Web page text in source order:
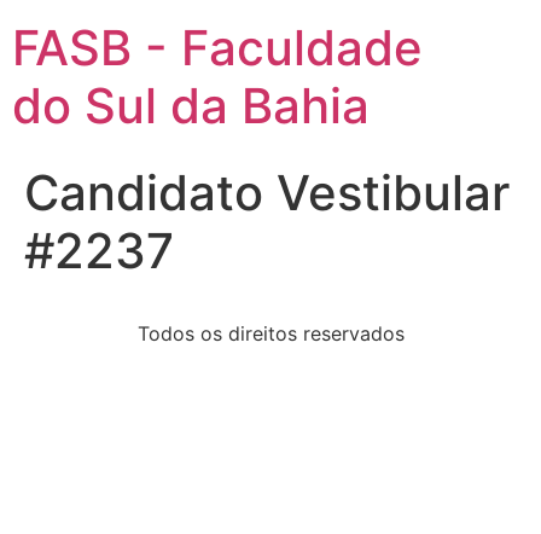
FASB - Faculdade
do Sul da Bahia
Candidato Vestibular
#2237
Todos os direitos reservados